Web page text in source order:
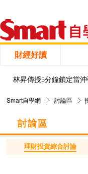
財經好讀
林昇傳授5分鐘鎖定當沖
Smart自學網 討論區
理財投資綜合討論